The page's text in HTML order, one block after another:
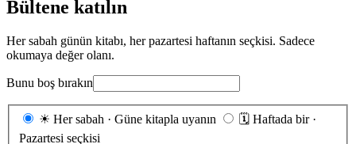
Bültene katılın
Her sabah günün kitabı, her pazartesi haftanın seçkisi. Sadece
okumaya değer olanı.
Bunu boş bırakın
Gönderim
☀ Her sabah · Güne kitapla uyanın 🗓 Haftada bir ·
Pazartesi seçkisi